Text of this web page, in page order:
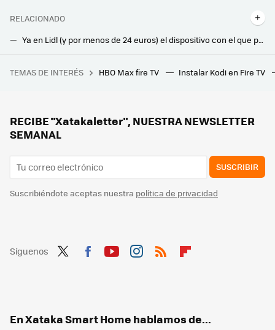
RELACIONADO
Ya en Lidl (y por menos de 24 euros) el dispositivo con el que podrás sobrellevar mejor las alergias en casa
Edición limitada en Lidl: este taladro inalámbrico, potente y por menos de 37 euros
Un psiquiátrico franquista ha inspirado hasta un videojuego. Resulta que La Atalaya está rodeada de muerte
TEMAS DE INTERÉS HBO Max fire TV Instalar Kodi en Fire TV
RECIBE "Xatakaletter", NUESTRA NEWSLETTER
SEMANAL
SUSCRIBIR
Suscribiéndote aceptas nuestra política de privacidad
Síguenos
En Xataka Smart Home hablamos de...